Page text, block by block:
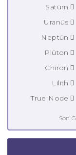
Satürn
Uranüs
Neptün
Plüton
Chiron
Lilith
True Node
Son